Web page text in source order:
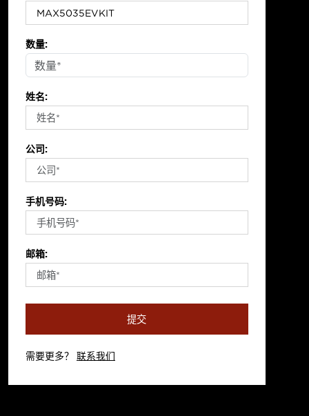
数量:
姓名:
公司:
手机号码:
邮箱:
提交
需要更多？ 联系我们